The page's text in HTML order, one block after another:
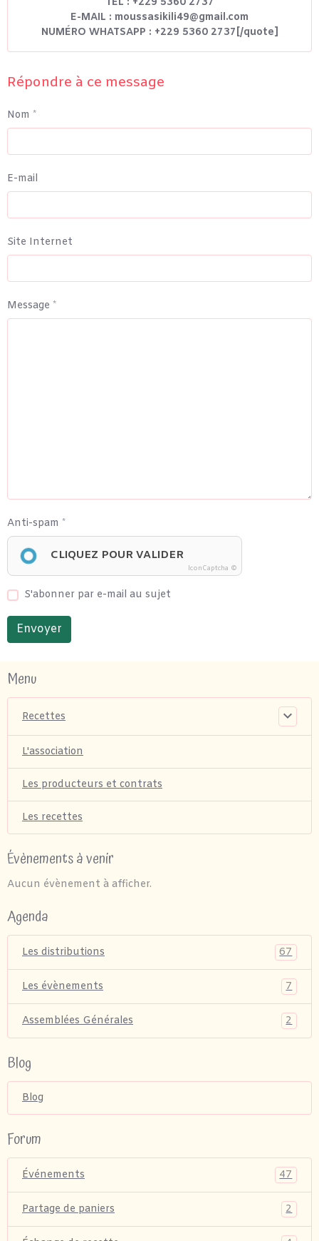
E-MAIL : moussasikili49@gmail.com
NUMÉRO WHATSAPP : +229 5360 2737[/quote]
Répondre à ce message
Nom
E-mail
Site Internet
Message
Anti-spam
CLIQUEZ POUR VALIDER
IconCaptcha ©
S'abonner par e-mail au sujet
Envoyer
Menu
Recettes
L'association
Les producteurs et contrats
Les recettes
Évènements à venir
Aucun évènement à afficher.
Agenda
Les distributions 67
Les évènements 7
Assemblées Générales 2
Blog
Blog
Forum
Événements 47
Partage de paniers 2